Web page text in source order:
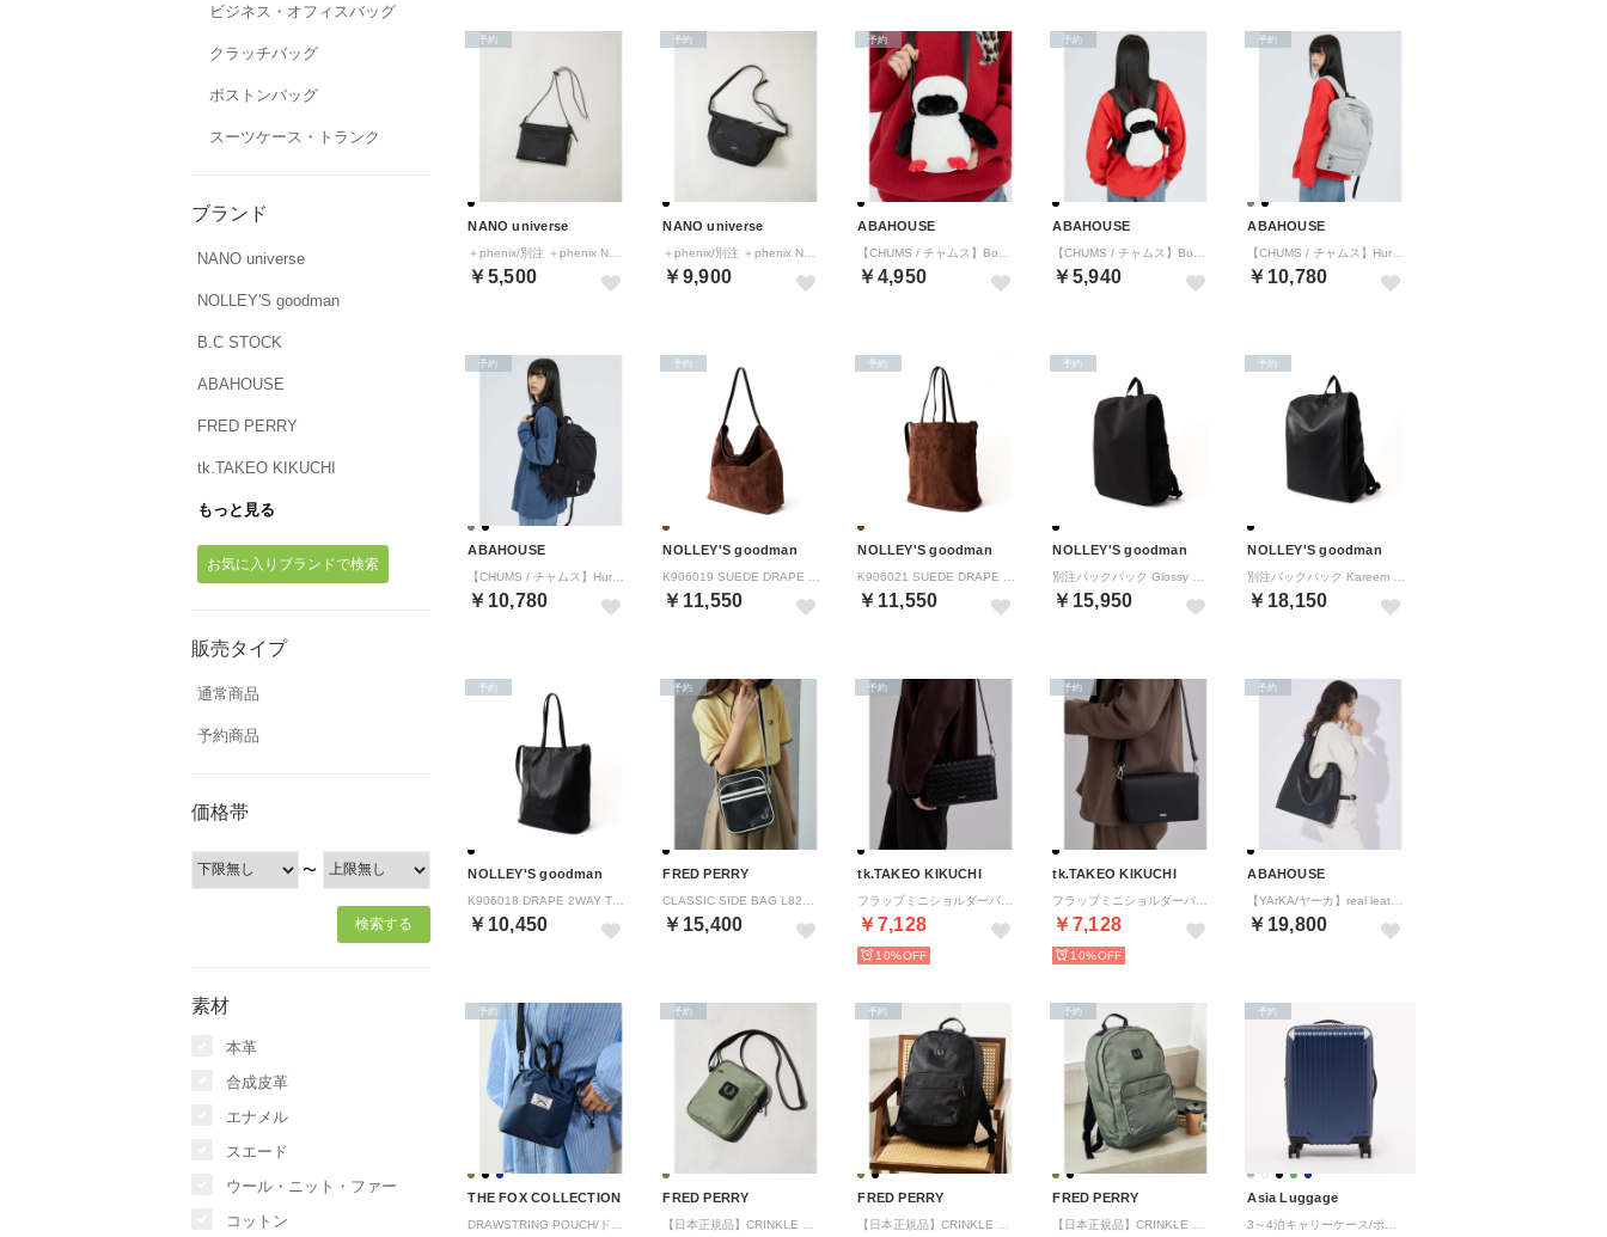
ビジネス・オフィスバッグ
クラッチバッグ
ボストンバッグ
スーツケース・トランク
ブランド
NANO universe
NOLLEY'S goodman
B.C STOCK
ABAHOUSE
FRED PERRY
tk.TAKEO KIKUCHI
もっと見る
お気に入りブランドで検索
販売タイプ
通常商品
予約商品
価格帯
〜
素材
本革
合成皮革
エナメル
スエード
ウール・ニット・ファー
コットン
NANO universe
￥5,500
予約
NANO universe
￥9,900
予約
ABAHOUSE
￥4,950
予約
ABAHOUSE
￥5,940
予約
ABAHOUSE
￥10,780
予約
ABAHOUSE
￥10,780
予約
NOLLEY'S goodman
￥11,550
予約
NOLLEY'S goodman
￥11,550
予約
NOLLEY'S goodman
￥15,950
予約
NOLLEY'S goodman
￥18,150
予約
NOLLEY'S goodman
￥10,450
予約
FRED PERRY
￥15,400
予約
tk.TAKEO KIKUCHI
￥7,128
予約
10%
tk.TAKEO KIKUCHI
￥7,128
予約
10%
ABAHOUSE
￥19,800
予約
THE FOX COLLECTION
予約
FRED PERRY
予約
FRED PERRY
予約
FRED PERRY
予約
Asia Luggage
予約